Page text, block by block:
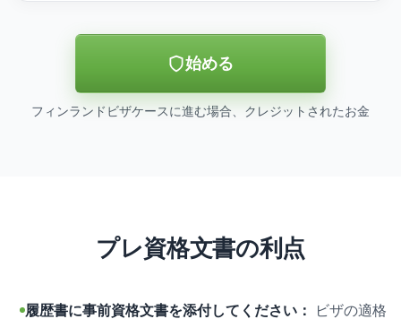
始める
フィンランドビザケースに進む場合、クレジットされたお金
プレ資格文書の利点
履歴書に事前資格文書を添付してください：
ビザの適格